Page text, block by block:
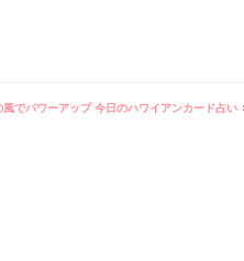
風でパワーアップ 今日のハワイアンカード占い